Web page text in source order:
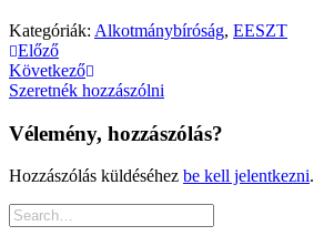
Kategóriák: Alkotmánybíróság, EESZT
Előző
Következő
Szeretnék hozzászólni
Vélemény, hozzászólás?
Hozzászólás küldéséhez be kell jelentkezni.